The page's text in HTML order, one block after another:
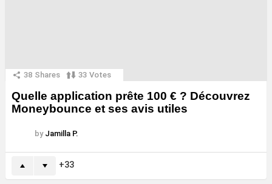
38 Shares 33 Votes
Quelle application prête 100 € ? Découvrez
Moneybounce et ses avis utiles
by Jamilla P.
33